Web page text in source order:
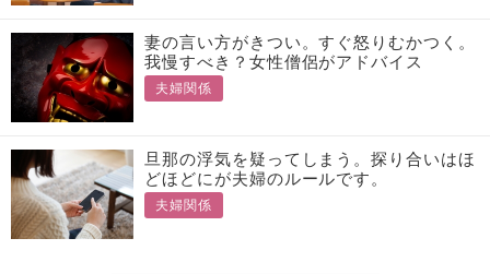
妻の言い方がきつい。すぐ怒りむかつく。
我慢すべき？女性僧侶がアドバイス
夫婦関係
旦那の浮気を疑ってしまう。探り合いはほ
どほどにが夫婦のルールです。
夫婦関係